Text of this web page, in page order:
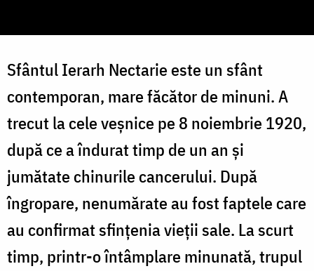
Sfântul Ierarh Nectarie este un sfânt
contemporan, mare făcător de minuni. A
trecut la cele veșnice pe 8 noiembrie 1920,
după ce a îndurat timp de un an și
jumătate chinurile cancerului. După
îngropare, nenumărate au fost faptele care
au confirmat sfinţenia vieţii sale. La scurt
timp, printr-o întâmplare minunată, trupul